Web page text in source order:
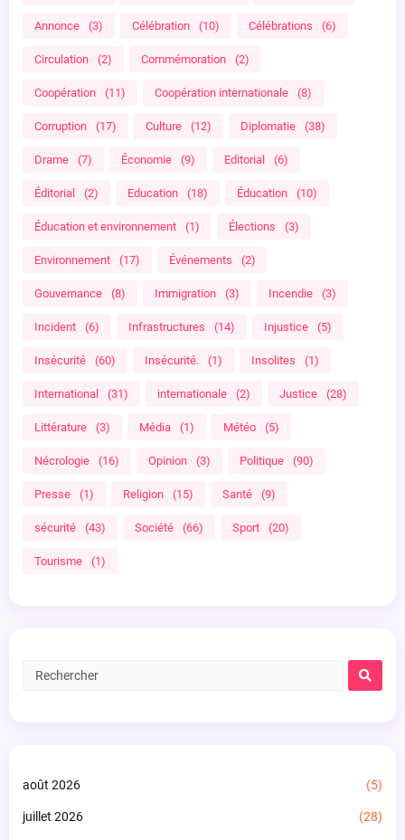
Annonce (3) Célébration (10) Célébrations (6)
Circulation (2) Commémoration (2)
Coopération (11) Coopération internationale (8)
Corruption (17) Culture (12) Diplomatie (38)
Drame (7) Économie (9) Editorial (6)
Éditorial (2) Education (18) Éducation (10)
Éducation et environnement (1) Élections (3)
Environnement (17) Événements (2)
Gouvernance (8) Immigration (3) Incendie (3)
Incident (6) Infrastructures (14) Injustice (5)
Insécurité (60) Insécurité. (1) Insolites (1)
International (31) internationale (2) Justice (28)
Littérature (3) Média (1) Météo (5)
Nécrologie (16) Opinion (3) Politique (90)
Presse (1) Religion (15) Santé (9)
sécurité (43) Société (66) Sport (20)
Tourisme (1)
août 2026 (5)
juillet 2026 (28)